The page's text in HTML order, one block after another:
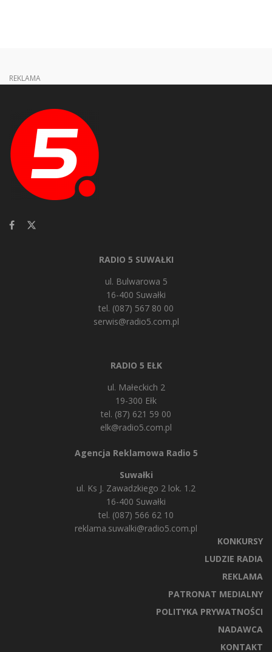
REKLAMA
RADIO 5 SUWAŁKI
ul. Bulwarowa 5
16-400 Suwałki
tel. (087) 567 80 00
serwis@radio5.com.pl
RADIO 5 EŁK
ul. Małeckich 2
19-300 Ełk
tel. (87) 621 59 00
elk@radio5.com.pl
Agencja Reklamowa Radio 5
Suwałki
ul. Ks J. Zawadzkiego 2 lok. 1.2
16-400 Suwałki
tel. (087) 566 62 10
reklama.suwalki@radio5.com.pl
KONKURSY
LUDZIE RADIA
REKLAMA
PATRONAT MEDIALNY
POLITYKA PRYWATNOŚCI
NADAWCA
KONTAKT